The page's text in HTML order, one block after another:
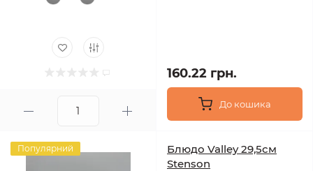
160.22 грн.
До кошика
Популярний
Блюдо Valley 29,5см
Stenson